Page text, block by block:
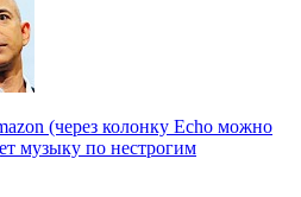
(через колонку Echo можно
музыку по нестрогим